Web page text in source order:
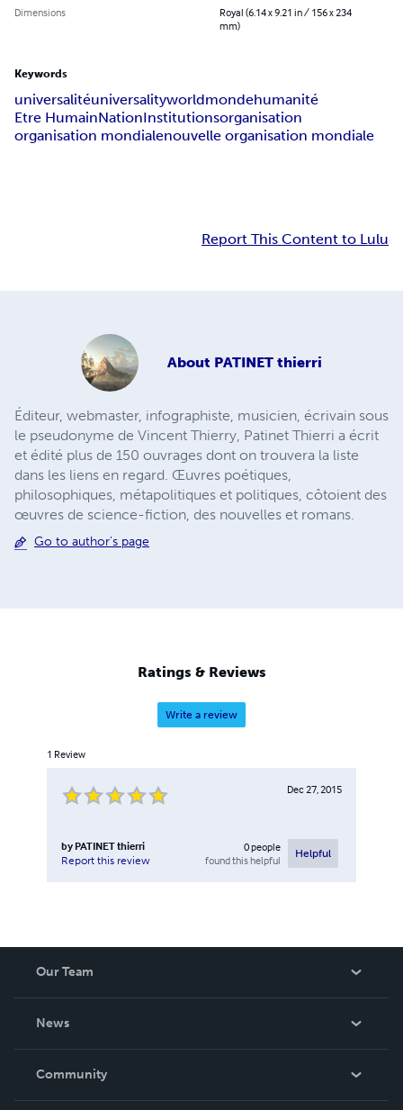
Dimensions
Royal (6.14 x 9.21 in / 156 x 234
mm)
Keywords
universalitéuniversalityworldmondehumanité
Etre HumainNationInstitutionsorganisation
organisation mondialenouvelle organisation mondiale
Report This Content to Lulu
About PATINET thierri
Éditeur, webmaster, infographiste, musicien, écrivain sous
le pseudonyme de Vincent Thierry, Patinet Thierri a écrit
et édité plus de 150 ouvrages dont on trouvera la liste
dans les liens en regard. Œuvres poétiques,
philosophiques, métapolitiques et politiques, côtoient des
œuvres de science-fiction, des nouvelles et romans.
Go to author's page
Ratings & Reviews
Write a review
1 Review
Dec 27, 2015
by PATINET thierri
Report this review
0people
found this helpful
Helpful
Our Team
News
In The News
Community